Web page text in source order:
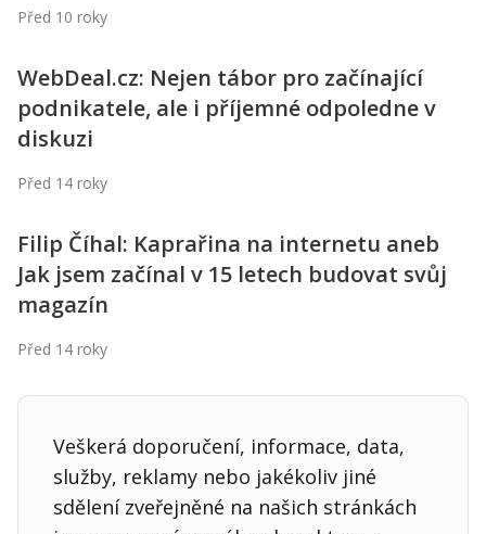
Před 10 roky
WebDeal.cz: Nejen tábor pro začínající
podnikatele, ale i příjemné odpoledne v
diskuzi
Před 14 roky
Filip Číhal: Kaprařina na internetu aneb
Jak jsem začínal v 15 letech budovat svůj
magazín
Před 14 roky
Veškerá doporučení, informace, data,
služby, reklamy nebo jakékoliv jiné
sdělení zveřejněné na našich stránkách